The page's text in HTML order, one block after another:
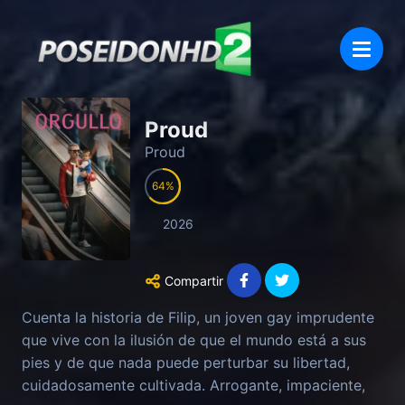
Proud
Proud
64
2026
Compartir
Cuenta la historia de Filip, un joven gay imprudente
que vive con la ilusión de que el mundo está a sus
pies y de que nada puede perturbar su libertad,
cuidadosamente cultivada. Arrogante, impaciente,